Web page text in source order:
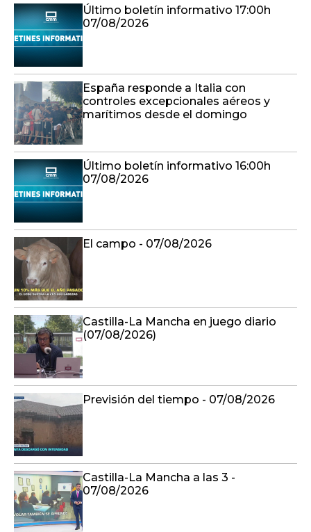
Último boletín informativo 17:00h
07/08/2026
España responde a Italia con
controles excepcionales aéreos y
marítimos desde el domingo
Último boletín informativo 16:00h
07/08/2026
El campo - 07/08/2026
Castilla-La Mancha en juego diario
(07/08/2026)
Previsión del tiempo - 07/08/2026
Castilla-La Mancha a las 3 -
07/08/2026